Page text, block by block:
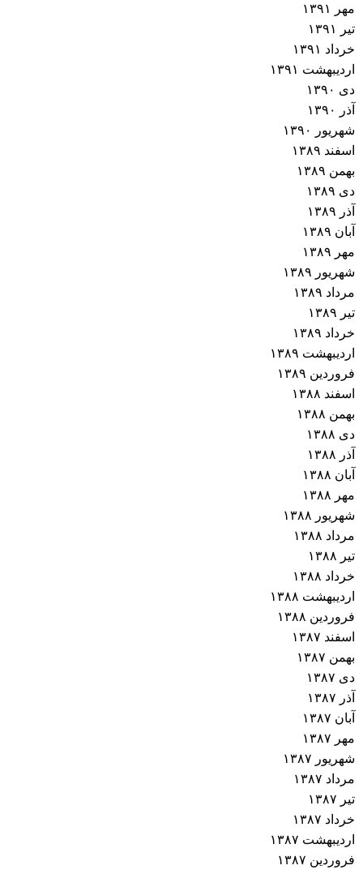
مهر ۱۳۹۱
تیر ۱۳۹۱
خرداد ۱۳۹۱
اردیبهشت ۱۳۹۱
دی ۱۳۹۰
آذر ۱۳۹۰
شهریور ۱۳۹۰
اسفند ۱۳۸۹
بهمن ۱۳۸۹
دی ۱۳۸۹
آذر ۱۳۸۹
آبان ۱۳۸۹
مهر ۱۳۸۹
شهریور ۱۳۸۹
مرداد ۱۳۸۹
تیر ۱۳۸۹
خرداد ۱۳۸۹
اردیبهشت ۱۳۸۹
فروردین ۱۳۸۹
اسفند ۱۳۸۸
بهمن ۱۳۸۸
دی ۱۳۸۸
آذر ۱۳۸۸
آبان ۱۳۸۸
مهر ۱۳۸۸
شهریور ۱۳۸۸
مرداد ۱۳۸۸
تیر ۱۳۸۸
خرداد ۱۳۸۸
اردیبهشت ۱۳۸۸
فروردین ۱۳۸۸
اسفند ۱۳۸۷
بهمن ۱۳۸۷
دی ۱۳۸۷
آذر ۱۳۸۷
آبان ۱۳۸۷
مهر ۱۳۸۷
شهریور ۱۳۸۷
مرداد ۱۳۸۷
تیر ۱۳۸۷
خرداد ۱۳۸۷
اردیبهشت ۱۳۸۷
فروردین ۱۳۸۷